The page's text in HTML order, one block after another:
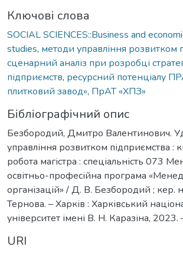
Ключові слова
SOCIAL SCIENCES::Business and
studies, методи управління розвитком
сценарний аналіз при розробці
підприємств, ресурсний потенціалу
плитковий завод», ПрАТ «ХПЗ»
Бібліографічний опис
Безбородий, Дмитро Валентинович.
управління розвитком підприємства :
робота магістра : спеціальність 073
освітньо-професійна програма
організацій» / Д. В. Безбородий ; кер.
Тернова. – Харків : Харківський
університет імені В. Н. Каразіна, 2023.
URI